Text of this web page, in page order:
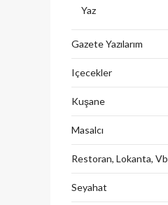
Yaz
Gazete Yazılarım
Içecekler
Kuşane
Masalcı
Restoran, Lokanta, Vb
Seyahat